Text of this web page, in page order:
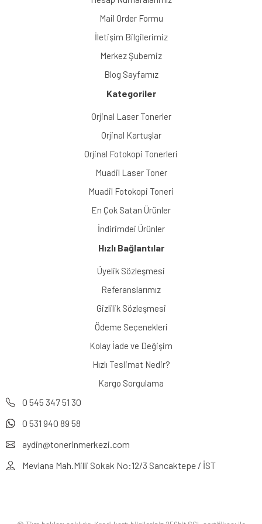
Mail Order Formu
İletişim Bilgilerimiz
Merkez Şubemiz
Blog Sayfamız
Kategoriler
Orjinal Laser Tonerler
Orjinal Kartuşlar
Orjinal Fotokopi Tonerleri
Muadil Laser Toner
Muadil Fotokopi Toneri
En Çok Satan Ürünler
İndirimdei Ürünler
Hızlı Bağlantılar
Üyelik Sözleşmesi
Referanslarımız
Gizlilik Sözleşmesi
Ödeme Seçenekleri
Kolay İade ve Değişim
Hızlı Teslimat Nedir?
Kargo Sorgulama
0 545 347 51 30
0 531 940 89 58
aydin@tonerinmerkezi.com
Mevlana Mah.Milli Sokak No:12/3 Sancaktepe / İST